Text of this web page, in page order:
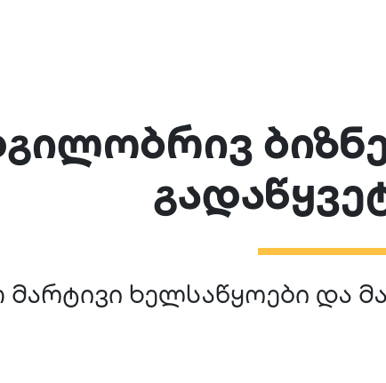
მარტივი ხელსაწყოები და